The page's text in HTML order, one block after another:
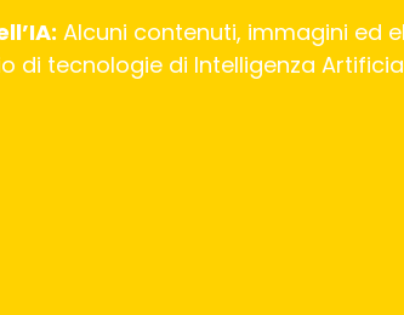
Alcuni contenuti, immagini ed
di tecnologie di Intelligenza